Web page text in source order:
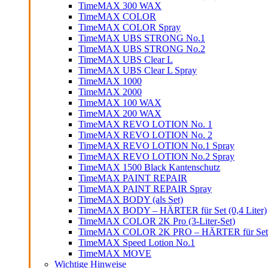
TimeMAX 300 WAX
TimeMAX COLOR
TimeMAX COLOR Spray
TimeMAX UBS STRONG No.1
TimeMAX UBS STRONG No.2
TimeMAX UBS Clear L
TimeMAX UBS Clear L Spray
TimeMAX 1000
TimeMAX 2000
TimeMAX 100 WAX
TimeMAX 200 WAX
TimeMAX REVO LOTION No. 1
TimeMAX REVO LOTION No. 2
TimeMAX REVO LOTION No.1 Spray
TimeMAX REVO LOTION No.2 Spray
TimeMAX 1500 Black Kantenschutz
TimeMAX PAINT REPAIR
TimeMAX PAINT REPAIR Spray
TimeMAX BODY (als Set)
TimeMAX BODY – HÄRTER für Set (0,4 Liter)
TimeMAX COLOR 2K Pro (3-Liter-Set)
TimeMAX COLOR 2K PRO – HÄRTER für
TimeMAX Speed Lotion No.1
TimeMAX MOVE
Wichtige Hinweise